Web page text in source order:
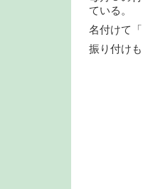
ている。
名付けて
振り付け